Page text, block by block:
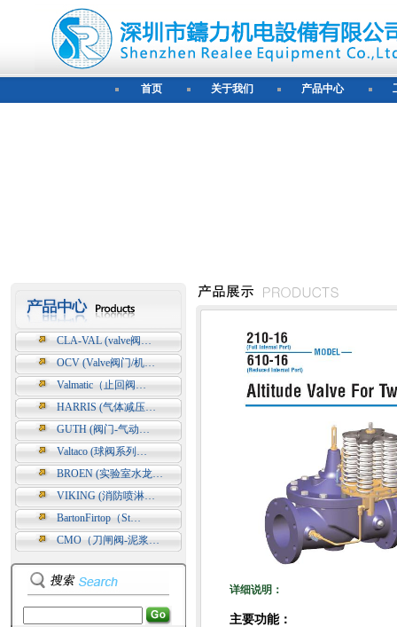
首页 关于我们 产品中心
CLA-VAL (valve阀…
OCV (Valve阀门/机…
Valmatic（止回阀…
HARRIS (气体减压…
GUTH (阀门-气动…
Valtaco (球阀系列…
BROEN (实验室水龙…
VIKING (消防喷淋…
BartonFirtop（St…
CMO（刀闸阀-泥浆…
详细说明：
主要功能：